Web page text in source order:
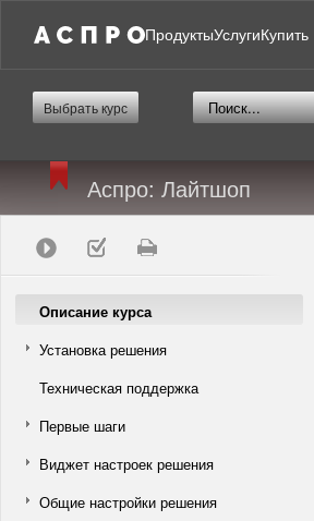
ПродуктыУслугиКупить
Выбрать курс
Аспро: Лайтшоп
Описание курса
Установка решения
Техническая поддержка
Первые шаги
Виджет настроек решения
Общие настройки решения